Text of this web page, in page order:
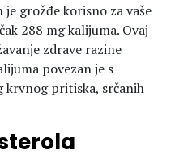
grožđe korisno za vaše
288 mg kalijuma. Ovaj
zdrave razine
povezan je s
krvnog pritiska, srčanih